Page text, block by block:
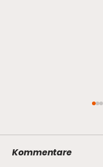
Kommentare